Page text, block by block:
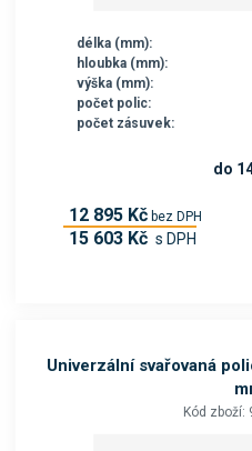
délka (mm):
hloubka (mm):
výška (mm):
počet polic:
počet zásuvek:
do
12 895 Kč bez DPH
15 603 Kč s DPH
Univerzální svařovaná
Kód zboží: